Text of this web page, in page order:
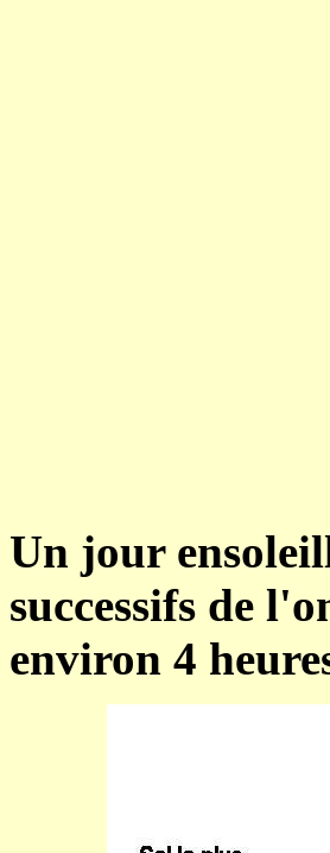
Un jour
successifs de
environ 4